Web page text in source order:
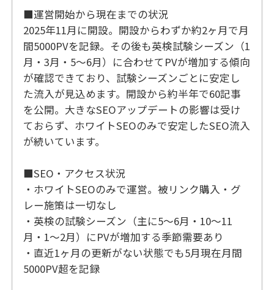
■運営開始から現在までの状況
2025年11月に開設。開設からわずか約2ヶ月で月
間5000PVを記録。その後も英検試験シーズン（1
月・3月・5〜6月）に合わせてPVが増加する傾向
が確認できており、試験シーズンごとに安定し
た流入が見込めます。開設から約半年で60記事
を公開。大きなSEOアップデートの影響は受け
ておらず、ホワイトSEOのみで安定したSEO流入
が続いています。
■SEO・アクセス状況
・ホワイトSEOのみで運営。被リンク購入・グ
レー施策は一切なし
・英検の試験シーズン（主に5〜6月・10〜11
月・1〜2月）にPVが増加する季節需要あり
・直近1ヶ月の更新がない状態でも5月現在月間
5000PV超を記録